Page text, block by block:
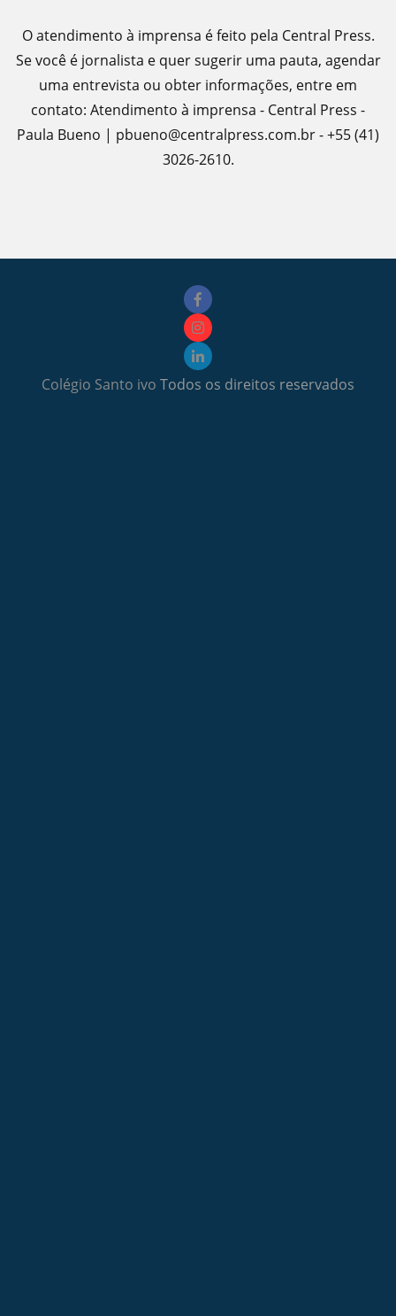
O atendimento à imprensa é feito pela Central Press.
Se você é jornalista e quer sugerir uma pauta, agendar
uma entrevista ou obter informações, entre em
contato: Atendimento à imprensa - Central Press -
Paula Bueno | pbueno@centralpress.com.br - +55 (41)
3026-2610.
Colégio Santo ivo Todos os direitos reservados